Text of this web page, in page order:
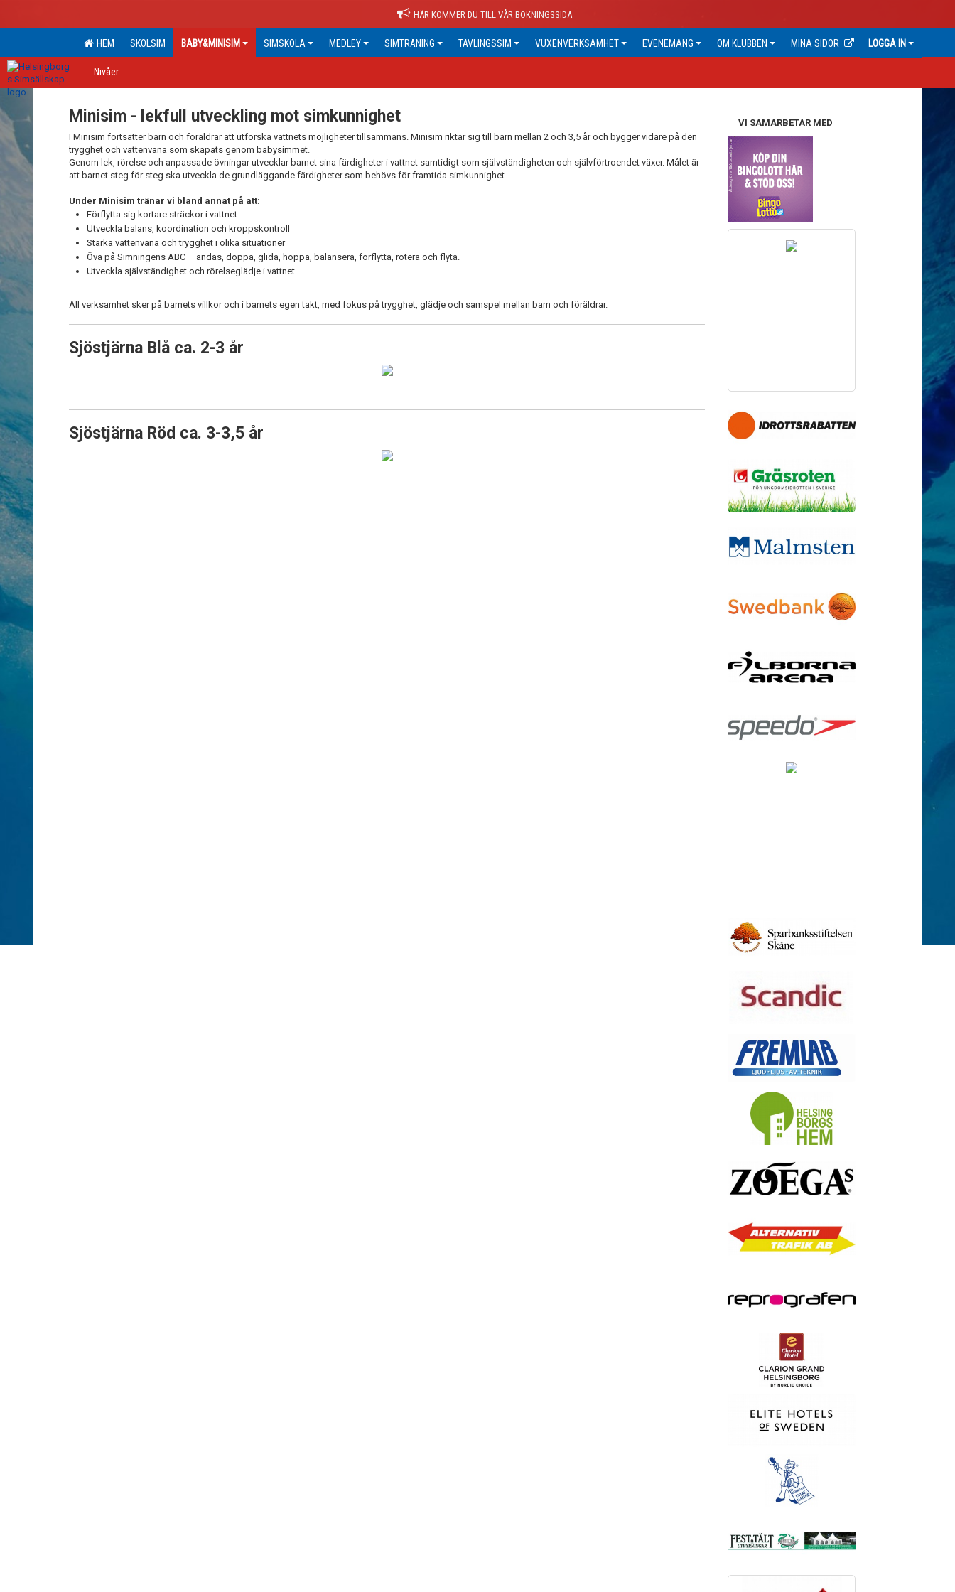
HÄR KOMMER DU TILL VÅR BOKNINGSSIDA
HEM SKOLSIM BABY&MINISIM SIMSKOLA MEDLEY SIMTRÄNING TÄVLINGSSIM VUXENVERKSAMHET EVENEMANG OM KLUBBEN MINA SIDOR LOGGA IN
Nivåer
Minisim - lekfull utveckling mot simkunnighet
I Minisim fortsätter barn och föräldrar att utforska vattnets möjligheter tillsammans. Minisim riktar sig till barn mellan 2 och 3,5 år och bygger vidare på den
trygghet och vattenvana som skapats genom babysimmet.
Genom lek, rörelse och anpassade övningar utvecklar barnet sina färdigheter i vattnet samtidigt som självständigheten och självförtroendet växer. Målet är
att barnet steg för steg ska utveckla de grundläggande färdigheter som behövs för framtida simkunnighet.
Under Minisim tränar vi bland annat på att:
Förflytta sig kortare sträckor i vattnet
Utveckla balans, koordination och kroppskontroll
Stärka vattenvana och trygghet i olika situationer
Öva på Simningens ABC – andas, doppa, glida, hoppa, balansera, förflytta, rotera och flyta.
Utveckla självständighet och rörelseglädje i vattnet
All verksamhet sker på barnets villkor och i barnets egen takt, med fokus på trygghet, glädje och samspel mellan barn och föräldrar.
Sjöstjärna Blå ca. 2-3 år
Sjöstjärna Röd ca. 3-3,5 år
VI SAMARBETAR MED